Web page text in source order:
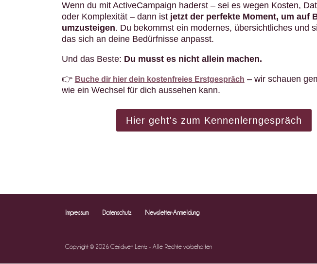
Wenn du mit ActiveCampaign haderst – sei es wegen Kosten,
oder Komplexität – dann ist jetzt der perfekte Moment, um auf
umzusteigen. Du bekommst ein modernes, übersichtliches und
das sich an deine Bedürfnisse anpasst.
Und das Beste: Du musst es nicht allein machen.
👉 Buche dir hier dein kostenfreies Erstgespräch – wir schauen
wie ein Wechsel für dich aussehen kann.
Hier geht's zum Kennenlerngespräch
Impressum Datenschutz Newsletter-Anmeldung
Copyright © 2026 Ceridwen Lentz – Alle Rechte vorbehalten